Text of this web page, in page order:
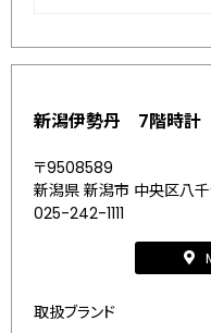
新潟伊勢丹 7階時計
〒9508589
新潟県 新潟市 中央区八
025-242-1111
取扱ブランド